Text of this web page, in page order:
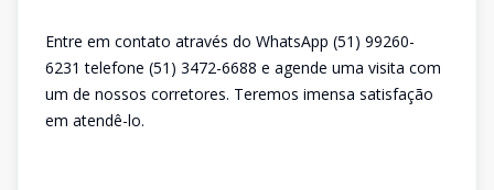
Entre em contato através do WhatsApp (51) 99260-
6231 telefone (51) 3472-6688 e agende uma visita com
um de nossos corretores. Teremos imensa satisfação
em atendê-lo.